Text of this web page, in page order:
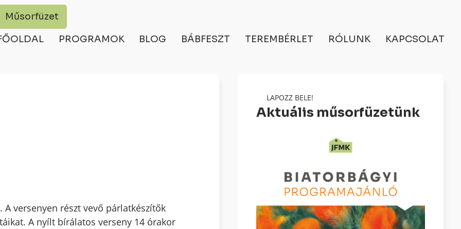
Műsorfüzet
PROGRAMOK BLOG BÁBFESZT TEREMBÉRLET RÓLUNK KAPCSOLAT
versenyen részt vevő párlatkészítők
A nyílt bírálatos verseny 14 órakor
LAPOZZ BELE!
Aktuális műsorfüzetünk